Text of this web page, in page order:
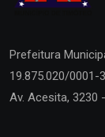
Prefeitura
19.875.020/0001-
Av. Acesita, 3230